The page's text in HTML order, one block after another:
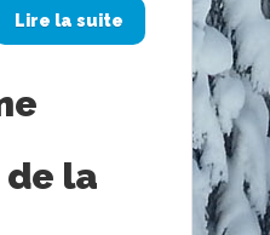
Lire la suite
la